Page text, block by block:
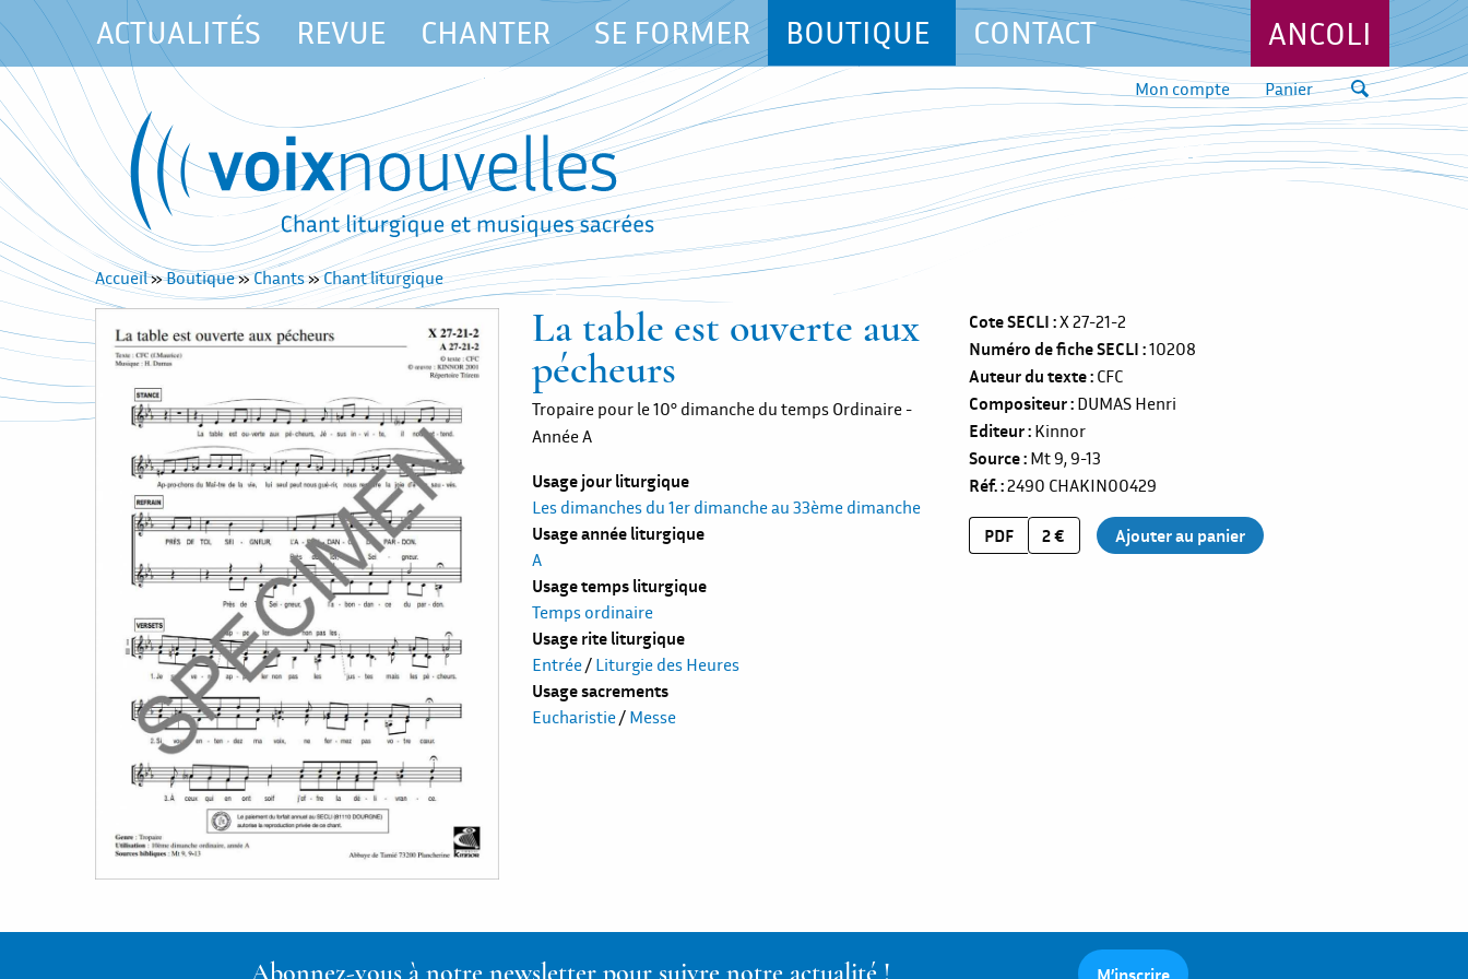
ACTUALITÉS REVUE CHANTER SE FORMER BOUTIQUE CONTACT ANCOLI
Mon compte Panier
Accueil»Boutique»Chants»Chant liturgique
La table est ouverte aux
pécheurs
Tropaire pour le 10° dimanche du temps Ordinaire -
Année A
Usage jour liturgique
Les dimanches du 1er dimanche au 33ème dimanche
Usage année liturgique
A
Usage temps liturgique
Temps ordinaire
Usage rite liturgique
Entrée/ Liturgie des Heures
Usage sacrements
Eucharistie/ Messe
Cote SECLI X 27-21-2
Numéro de fiche SECLI 10208
Auteur du texte CFC
Compositeur DUMAS Henri
Editeur Kinnor
Source Mt 9, 9-13
Réf. 2490 CHAKIN00429
PDF 2 €
Abonnez-vous à notre newsletter pour suivre notre actualité ! M’inscrire